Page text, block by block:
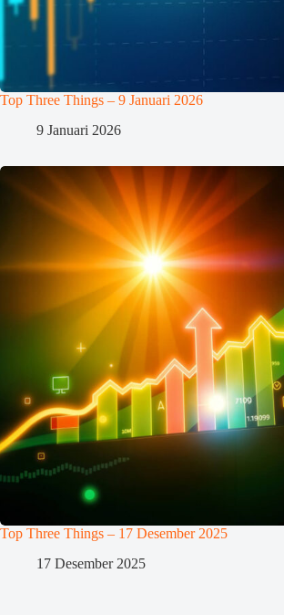
Top Three Things – 9 Januari 2026
9 Januari 2026
Top Three Things – 17 Desember 2025
17 Desember 2025